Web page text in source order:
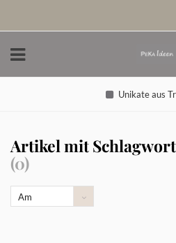
Unikate aus
Artikel mit
(0)
Am